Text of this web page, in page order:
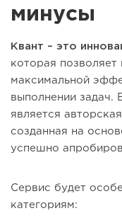
минусы
Квант – это
которая позволяет
максимальной
выполнении задач.
является
созданная на
успешно
Сервис будет
категориям: